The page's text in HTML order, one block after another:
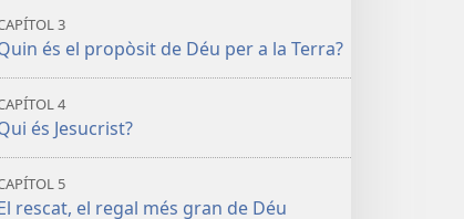
3
és el propòsit de Déu per a la Terra?
4
és Jesucrist?
5
rescat, el regal més gran de Déu